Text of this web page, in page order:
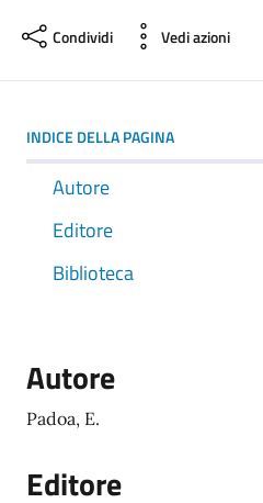
Condividi Vedi azioni
INDICE DELLA PAGINA
Autore
Editore
Biblioteca
Autore
Padoa, E.
Editore